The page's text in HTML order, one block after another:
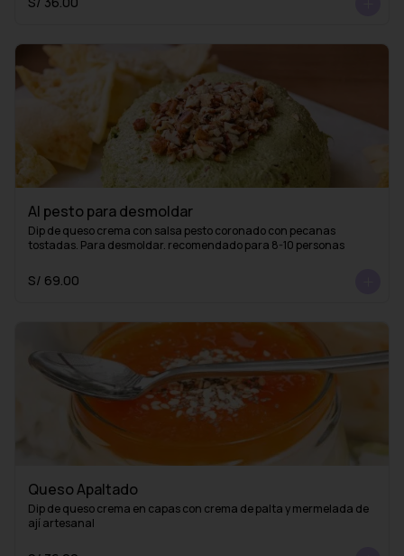
Al pesto para desmoldar
Dip de queso crema con salsa pesto coronado con pecanas
tostadas. Para desmoldar. recomendado para 8-10 personas
S/ 69.00
Queso Apaltado
Dip de queso crema en capas con crema de palta y mermelada de
ají artesanal